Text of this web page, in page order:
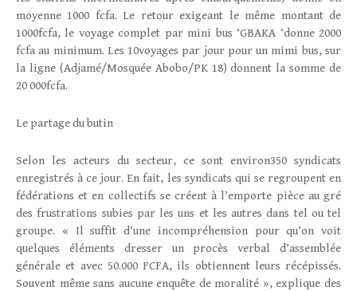
moyenne 1000 fcfa. Le retour exigeant le même montant de
1000fcfa, le voyage complet par mini bus ‘GBAKA ‘donne 2000
fcfa au minimum. Les 10voyages par jour pour un mimi bus, sur
la ligne (Adjamé/Mosquée Abobo/PK 18) donnent la somme de
20 000fcfa.
Le partage du butin
Selon les acteurs du secteur, ce sont environ350 syndicats
enregistrés à ce jour. En fait, les syndicats qui se regroupent en
fédérations et en collectifs se créent à l’emporte pièce au gré
des frustrations subies par les uns et les autres dans tel ou tel
groupe. « Il suffit d’une incompréhension pour qu’on voit
quelques éléments dresser un procès verbal d’assemblée
générale et avec 50.000 FCFA, ils obtiennent leurs récépissés.
Souvent même sans aucune enquête de moralité », explique des